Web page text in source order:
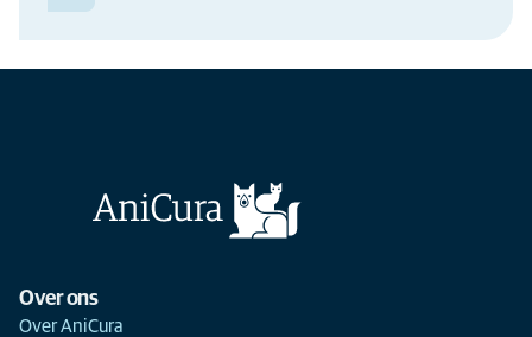
Over ons
Over AniCura